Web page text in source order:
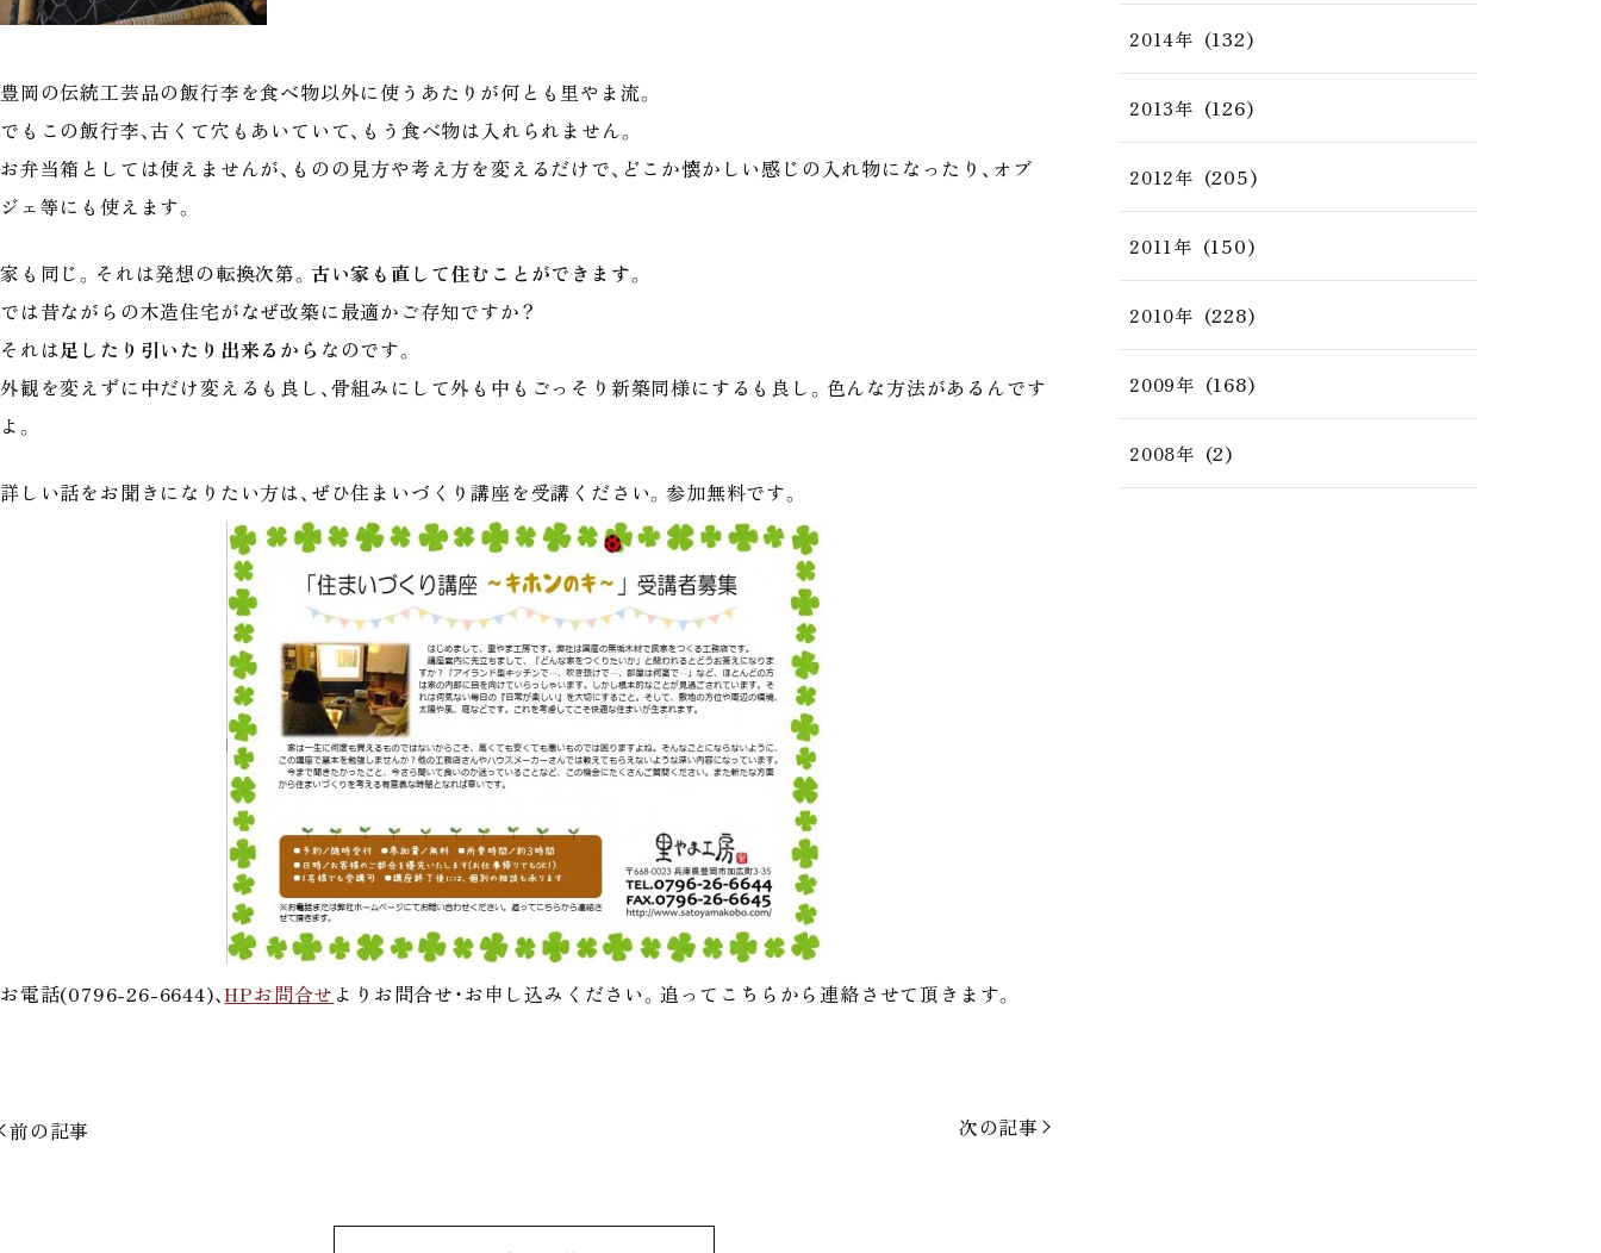
豊岡の伝統工芸品の飯行李を食べ物以外に使うあたりが何とも里やま流。
でもこの飯行李、古くて穴もあいていて、もう食べ物は入れられません。
お弁当箱としては使えませんが、ものの見方や考え方を変えるだけで、どこか懐かしい感じの入れ物になったり、オブ
ジェ等にも使えます。
家も同じ。それは発想の転換次第。 古い家も直して住むことができます。
では昔ながらの木造住宅がなぜ改築に最適かご存知ですか？
それは足したり引いたり出来るから なのです。
外観を変えずに中だけ変えるも良し、骨組みにして外も中もごっそり新築同様にするも良し。色んな方法があるんです
よ。
詳しい話をお聞きになりたい方は、ぜひ住まいづくり講座を受講ください。参加無料です。
お電話(0796-26-6644)、HPお問合せ よりお問合せ・お申し込みください。追ってこちらから連絡させて頂きます。
前の記事 次の記事
2014年 (132)
2013年 (126)
2012年 (205)
2011年 (150)
2010年 (228)
2009年 (168)
2008年 (2)